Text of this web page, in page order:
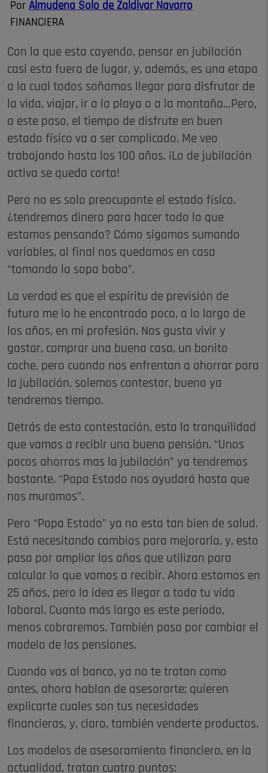
Por Almudena Solo de Zaldivar Navarro
FINANCIERA
Con la que esta cayendo, pensar en jubilación
casi esta fuera de lugar, y, además, es una etapa
a la cual todos soñamos llegar para disfrutar de
la vida, viajar, ir a la playa o a la montaña…Pero,
a este paso, el tiempo de disfrute en buen
estado físico va a ser complicado. Me veo
trabajando hasta los 100 años. ¡Lo de jubilación
activa se queda corta!
Pero no es solo preocupante el estado físico,
¿tendremos dinero para hacer todo lo que
estamos pensando? Cómo sigamos sumando
variables, al final nos quedamos en casa
“tomando la sopa boba”.
La verdad es que el espíritu de previsión de
futuro me lo he encontrado poco, a lo largo de
los años, en mi profesión. Nos gusta vivir y
gastar, comprar una buena casa, un bonito
coche, pero cuando nos enfrentan a ahorrar para
la jubilación, solemos contestar, bueno ya
tendremos tiempo.
Detrás de esta contestación, esta la tranquilidad
que vamos a recibir una buena pensión. “Unos
pocos ahorros mas la jubilación” ya tendremos
bastante. “Papa Estado nos ayudará hasta que
nos muramos”.
Pero “Papa Estado” ya no esta tan bien de salud.
Está necesitando cambios para mejorarla, y, esto
pasa por ampliar los años que utilizan para
calcular lo que vamos a recibir. Ahora estamos en
25 años, pero la idea es llegar a toda tu vida
laboral. Cuanto más largo es este periodo,
menos cobraremos. También pasa por cambiar el
modelo de las pensiones.
Cuando vas al banco, ya no te tratan como
antes, ahora hablan de asesorarte; quieren
explicarte cuales son tus necesidades
financieras, y, claro, también venderte productos.
Los modelos de asesoramiento financiero, en la
actualidad, tratan cuatro puntos: